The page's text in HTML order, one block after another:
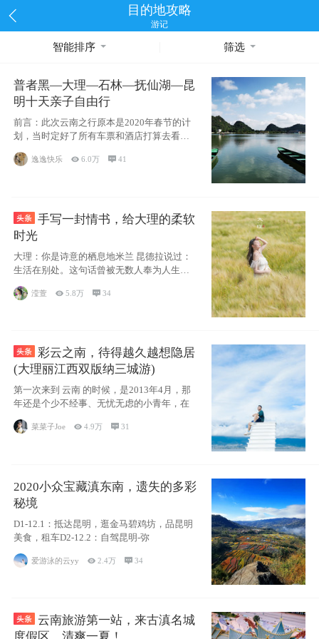
目的地攻略
游记
智能排序 筛选
普者黑—大理—石林—抚仙湖—昆
明十天亲子自由行
前言：此次云南之行原本是2020年春节的计
划，当时定好了所有车票和酒店打算去看红
嘴鸥，但是一场突如其来的
逸逸快乐 6.0万 41
手写一封情书，给大理的柔软
时光
大理：你是诗意的栖息地米兰 昆德拉说过：
生活在别处。这句话曾被无数人奉为人生信
滢萱  5.8万  34
彩云之南，待得越久越想隐居
(大理丽江西双版纳三城游)
第一次来到 云南 的时候，是2013年4月，那
年还是个少不经事、无忧无虑的小青年，在
菜菜子Joe 4.9万 31
2020小众宝藏滇东南，遗失的多彩
秘境
D1-12.1：抵达昆明，逛金马碧鸡坊，品昆明
美食，租车D2-12.2：自驾昆明-弥
爱游泳的云yy 2.4万  34
云南旅游第一站，来古滇名城